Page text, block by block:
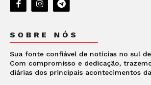
SOBRE NÓS
Sua fonte confiável de notícias no sul
Com compromisso e dedicação,
diárias dos principais acontecimentos